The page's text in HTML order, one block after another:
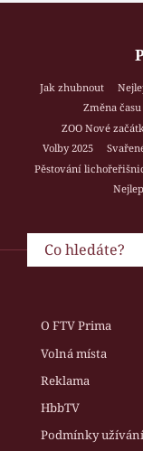
Jak zhubnout
Změna času
ZOO Nové
Volby 2025
Pěstování
O FTV Prima
Volná místa
Reklama
HbbTV
Podmínky užívání